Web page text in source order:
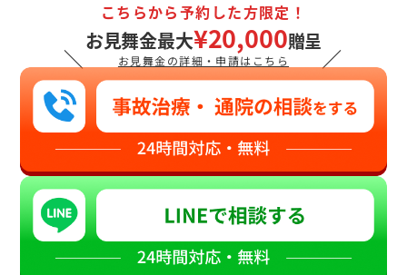
＼
こちらから予約した方限定！
お見舞金最大¥20,000贈呈
お見舞金の詳細・申請はこちら ／